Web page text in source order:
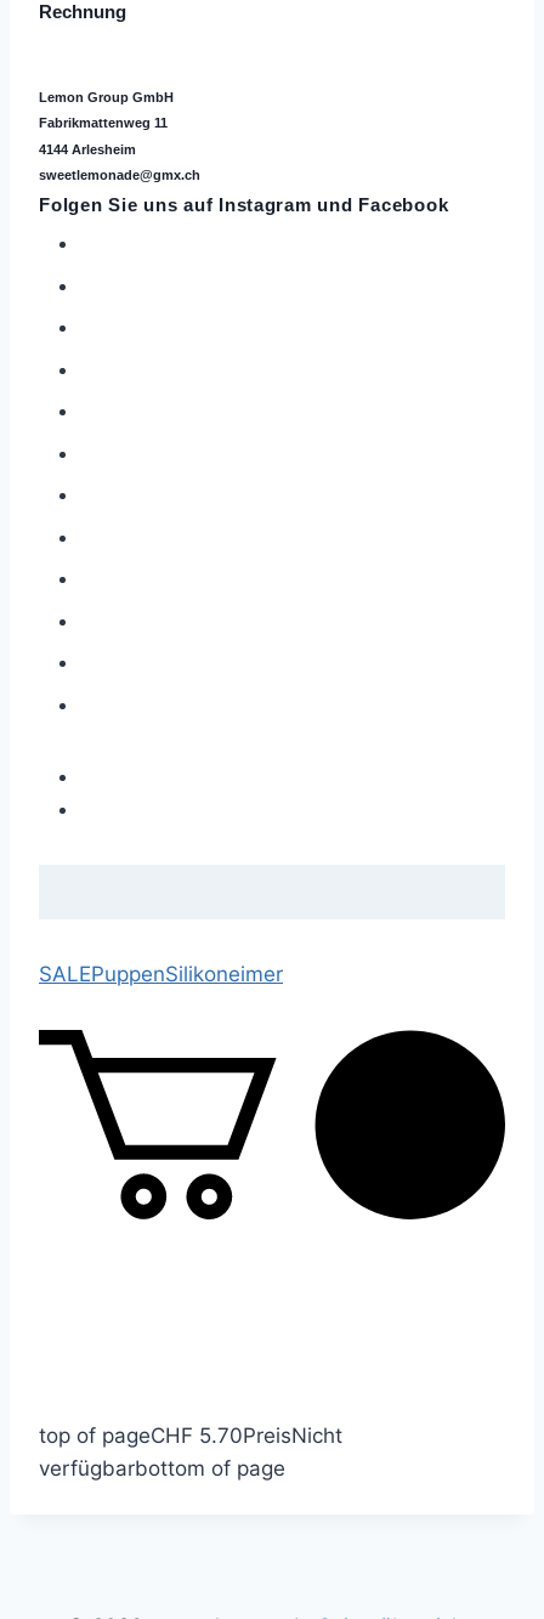
Rechnung
Lemon Group GmbH
Fabrikmattenweg 11
4144 Arlesheim
sweetlemonade@gmx.ch
Folgen Sie uns auf Instagram und Facebook
SALEPuppenSilikoneimer
top of pageCHF 5.70PreisNicht
verfügbarbottom of page